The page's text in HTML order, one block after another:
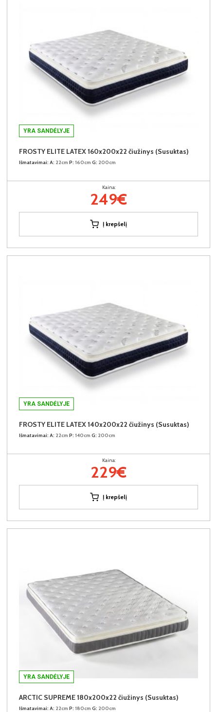
YRA SANDĖLYJE
FROSTY ELITE LATEX 160x200x22 čiužinys (Susuktas)
Išmatavimai: A: 22cm P: 160cm G: 200cm
Kaina:
249€
Į krepšelį
YRA SANDĖLYJE
FROSTY ELITE LATEX 140x200x22 čiužinys (Susuktas)
Išmatavimai: A: 22cm P: 140cm G: 200cm
Kaina:
229€
Į krepšelį
YRA SANDĖLYJE
ARCTIC SUPREME 180x200x22 čiužinys (Susuktas)
Išmatavimai: A: 22cm P: 180cm G: 200cm